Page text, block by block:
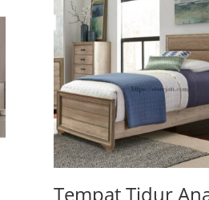
Tempat Tidur